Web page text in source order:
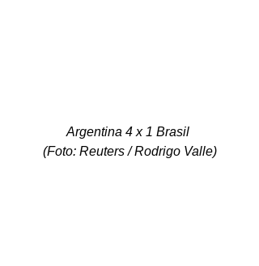
Argentina 4 x 1 Brasil
(Foto: Reuters / Rodrigo Valle)